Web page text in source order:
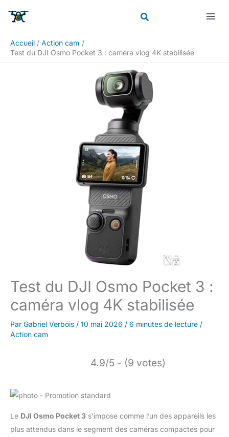
Accueil
Action cam
Test du DJI Osmo Pocket 3 : caméra vlog 4K stabilisée
Test du DJI Osmo Pocket 3 :
caméra vlog 4K stabilisée
Par Gabriel Verbois / 10 mai 2026 / 6 minutes de lecture /
Action cam
4.9/5 - (9 votes)
Le DJI Osmo Pocket 3 s’impose comme l’un des appareils les
plus attendus dans le segment des caméras compactes pour